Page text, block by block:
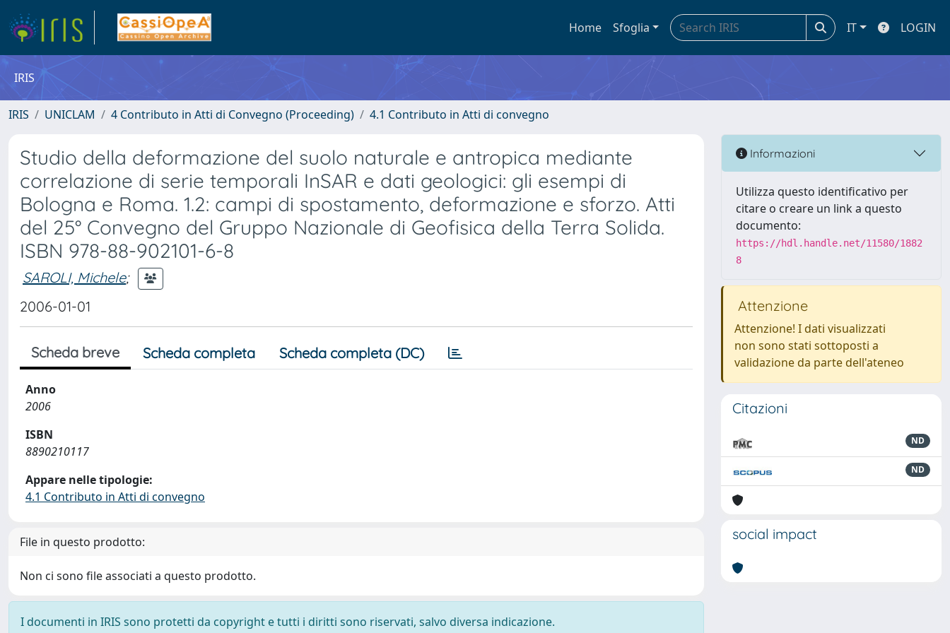
Home Sfoglia IT LOGIN
IRIS
IRIS UNICLAM 4 Contributo in Atti di Convegno (Proceeding) 4.1 Contributo in Atti di convegno
Studio della deformazione del suolo naturale e antropica mediante
correlazione di serie temporali InSAR e dati geologici: gli esempi di
Bologna e Roma. 1.2: campi di spostamento, deformazione e sforzo. Atti
del 25° Convegno del Gruppo Nazionale di Geofisica della Terra Solida.
ISBN 978-88-902101-6-8
SAROLI, Michele;
2006-01-01
Scheda breve Scheda completa Scheda completa (DC)
Anno
2006
ISBN
8890210117
Appare nelle tipologie:
4.1 Contributo in Atti di convegno
File in questo prodotto:
Non ci sono file associati a questo prodotto.
I documenti in IRIS sono protetti da copyright e tutti i diritti sono riservati, salvo diversa indicazione.
Informazioni
Utilizza questo identificativo per
citare o creare un link a questo
documento:
https://hdl.handle.net/11580/1882
8
Attenzione
Attenzione! I dati visualizzati
non sono stati sottoposti a
validazione da parte dell'ateneo
Citazioni
ND
ND
social impact